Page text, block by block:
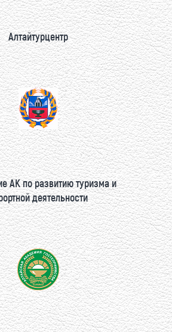
Алтайтурцентр
АК по развитию туризма и
деятельности